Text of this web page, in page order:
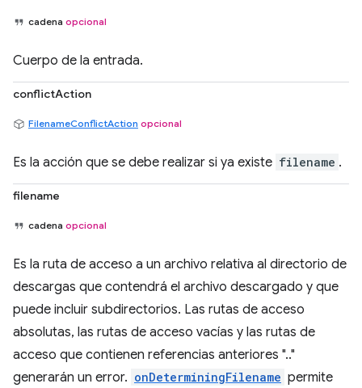
cadena opcional
Cuerpo de la entrada.
conflictAction
FilenameConflictAction opcional
Es la acción que se debe realizar si ya existe filename .
filename
cadena opcional
Es la ruta de acceso a un archivo relativa al directorio de
descargas que contendrá el archivo descargado y que
puede incluir subdirectorios. Las rutas de acceso
absolutas, las rutas de acceso vacías y las rutas de
acceso que contienen referencias anteriores ".."
generarán un error. onDeterminingFilename permite